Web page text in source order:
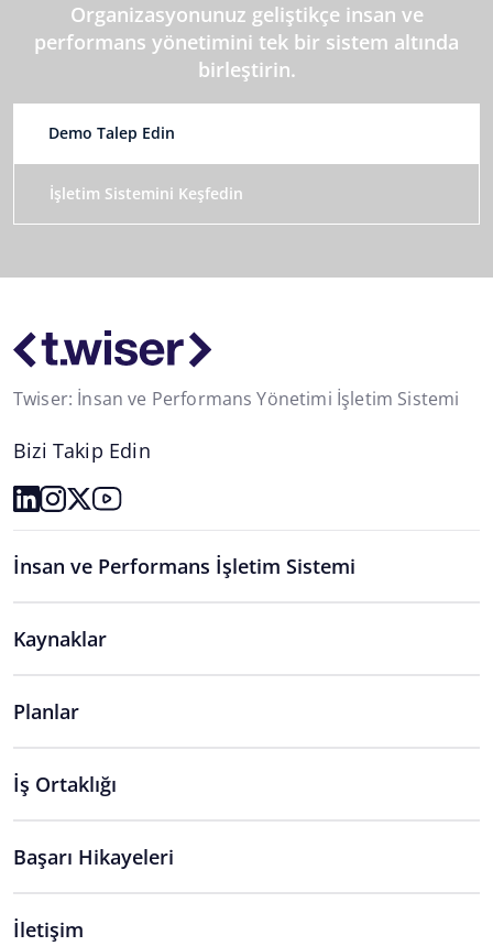
Organizasyonunuz geliştikçe insan ve
performans yönetimini tek bir sistem altında
birleştirin.
Demo Talep Edin
İşletim Sistemini Keşfedin
Twiser: İnsan ve Performans Yönetimi İşletim Sistemi
Bizi Takip Edin
İnsan ve Performans İşletim Sistemi
Kaynaklar
Planlar
İş Ortaklığı
Başarı Hikayeleri
İletişim